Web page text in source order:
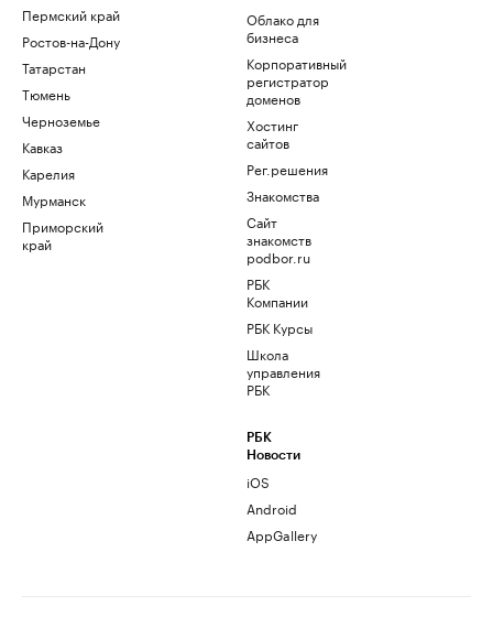
Пермский край
Ростов-на-Дону
Татарстан
Тюмень
Черноземье
Кавказ
Карелия
Мурманск
Приморский
край
Облако для
бизнеса
Корпоративный
регистратор
доменов
Хостинг
сайтов
Рег.решения
Знакомства
Сайт
знакомств
podbor.ru
РБК
Компании
РБК Курсы
Школа
управления
РБК
РБК
Новости
iOS
Android
AppGallery